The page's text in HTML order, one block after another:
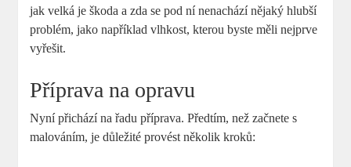
jak velká je škoda a zda se pod ní nenachází nějaký hlubší
problém, jako například vlhkost, kterou byste měli nejprve
vyřešit.
Příprava na opravu
Nyní přichází na řadu příprava. Předtím, než začnete s
malováním, je důležité provést několik kroků: